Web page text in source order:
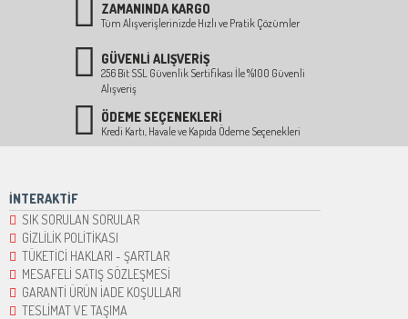
ZAMANINDA KARGO
Tüm Alışverişlerinizde Hızlı ve Pratik Çözümler
GÜVENLİ ALIŞVERİŞ
256 Bit SSL Güvenlik Sertifikası İle %100 Güvenli
Alışveriş
ÖDEME SEÇENEKLERİ
Kredi Kartı, Havale ve Kapıda Ödeme Seçenekleri
İNTERAKTİF
SIK SORULAN SORULAR
GİZLİLİK POLİTİKASI
TÜKETİCİ HAKLARI - ŞARTLAR
MESAFELİ SATIŞ SÖZLEŞMESİ
GARANTİ ÜRÜN İADE KOŞULLARI
TESLİMAT VE TAŞIMA